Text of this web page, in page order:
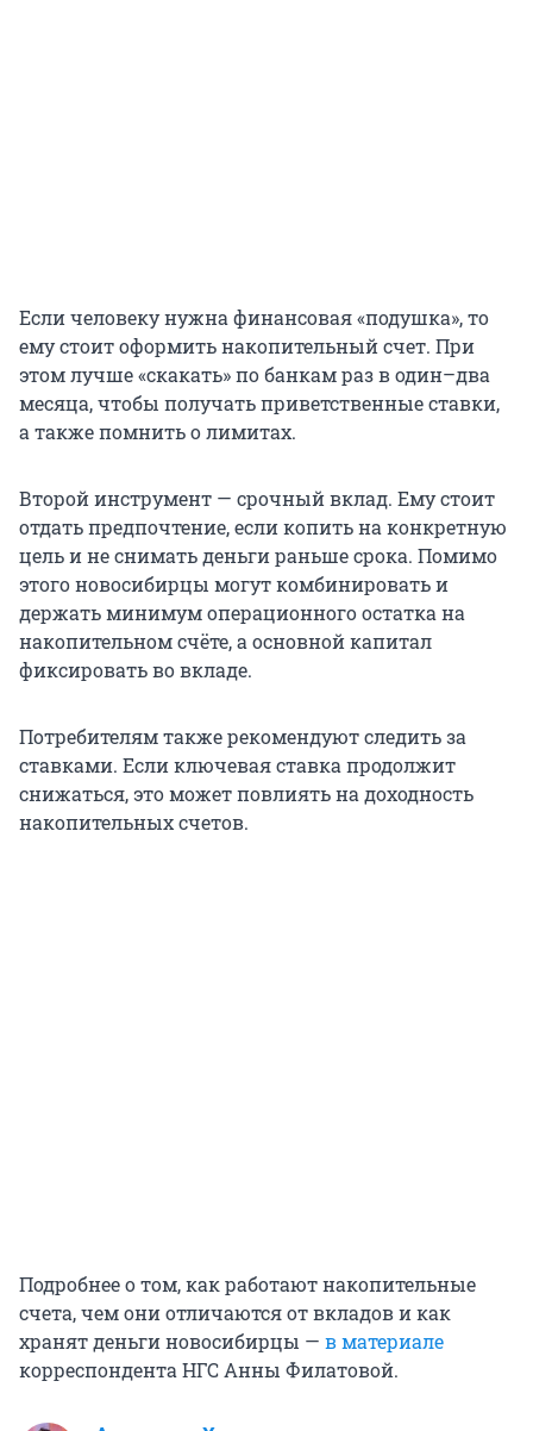
Если человеку нужна финансовая «подушка», то
ему стоит оформить накопительный счет. При
этом лучше «скакать» по банкам раз в один–два
месяца, чтобы получать приветственные ставки,
а также помнить о лимитах.
Второй инструмент — срочный вклад. Ему стоит
отдать предпочтение, если копить на конкретную
цель и не снимать деньги раньше срока. Помимо
этого новосибирцы могут комбинировать и
держать минимум операционного остатка на
накопительном счёте, а основной капитал
фиксировать во вкладе.
Потребителям также рекомендуют следить за
ставками. Если ключевая ставка продолжит
снижаться, это может повлиять на доходность
накопительных счетов.
Подробнее о том, как работают накопительные
счета, чем они отличаются от вкладов и как
хранят деньги новосибирцы — в материале
корреспондента НГС Анны Филатовой.